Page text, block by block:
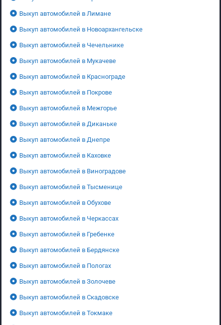
Выкуп автомобилей в Лимане
Выкуп автомобилей в Новоархангельске
Выкуп автомобилей в Чечельнике
Выкуп автомобилей в Мукачеве
Выкуп автомобилей в Краснограде
Выкуп автомобилей в Покрове
Выкуп автомобилей в Межгорье
Выкуп автомобилей в Диканьке
Выкуп автомобилей в Днепре
Выкуп автомобилей в Каховке
Выкуп автомобилей в Виноградове
Выкуп автомобилей в Тысменице
Выкуп автомобилей в Обухове
Выкуп автомобилей в Черкассах
Выкуп автомобилей в Гребенке
Выкуп автомобилей в Бердянске
Выкуп автомобилей в Пологах
Выкуп автомобилей в Золочеве
Выкуп автомобилей в Скадовске
Выкуп автомобилей в Токмаке